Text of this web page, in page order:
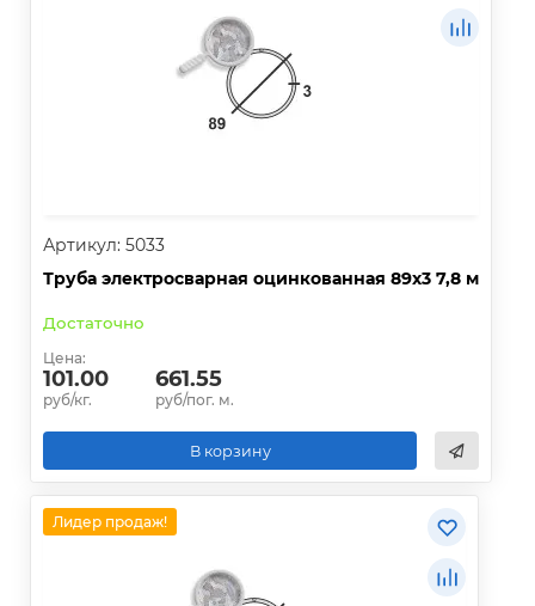
Артикул: 5033
Труба электросварная оцинкованная 89х3 7,8 м
Достаточно
Цена:
101.00
руб/кг.
661.55
руб/пог. м.
В корзину
Лидер продаж!